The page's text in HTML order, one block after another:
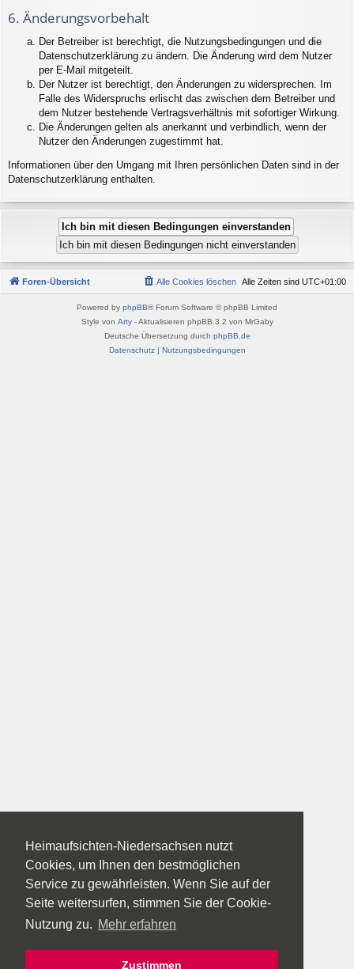
Heimaufsichten-Niedersachsen nutzt
Cookies, um Ihnen den bestmöglichen
Service zu gewährleisten. Wenn Sie auf der
Seite weitersurfen, stimmen Sie der Cookie-
Nutzung zu. Mehr erfahren
Zustimmen
6. Änderungsvorbehalt
Der Betreiber ist berechtigt, die Nutzungsbedingungen und die
Datenschutzerklärung zu ändern. Die Änderung wird dem Nutzer
per E-Mail mitgeteilt.
Der Nutzer ist berechtigt, den Änderungen zu widersprechen. Im
Falle des Widerspruchs erlischt das zwischen dem Betreiber und
dem Nutzer bestehende Vertragsverhältnis mit sofortiger Wirkung.
Die Änderungen gelten als anerkannt und verbindlich, wenn der
Nutzer den Änderungen zugestimmt hat.
Informationen über den Umgang mit Ihren persönlichen Daten sind in der
Datenschutzerklärung enthalten.
Foren-Übersicht Alle Zeiten sind UTC+01:00
Alle Cookies löschen
Powered by phpBB® Forum Software © phpBB Limited
Style von Arty- Aktualisieren phpBB 3.2 von MrGaby
Deutsche Übersetzung durch phpBB.de
Datenschutz| Nutzungsbedingungen